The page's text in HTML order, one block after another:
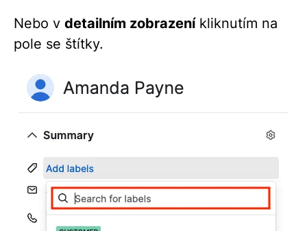
Nebo v detailním zobrazeníkliknutím na
pole se štítky.